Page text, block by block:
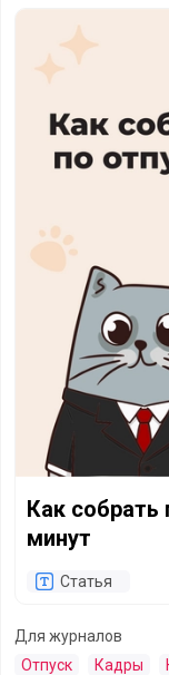
Как собрать
Как собрать
минут
Статья
Для журналов
Отпуск
Кадры